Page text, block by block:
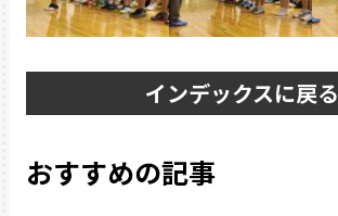
インデックスに戻る
おすすめの記事